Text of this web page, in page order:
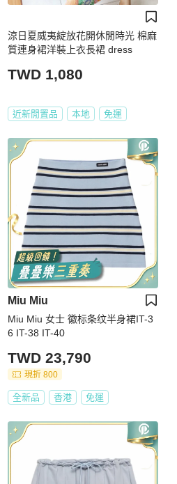
涼日夏威夷綻放花開休閒時光 棉麻
質連身裙洋裝上衣長裙 dress
TWD 1,080
近新閒置品 本地 免運
Miu Miu
Miu Miu 女士 徽标条纹半身裙IT-3
6 IT-38 IT-40
TWD 23,790
現折 800
全新品 香港 免運